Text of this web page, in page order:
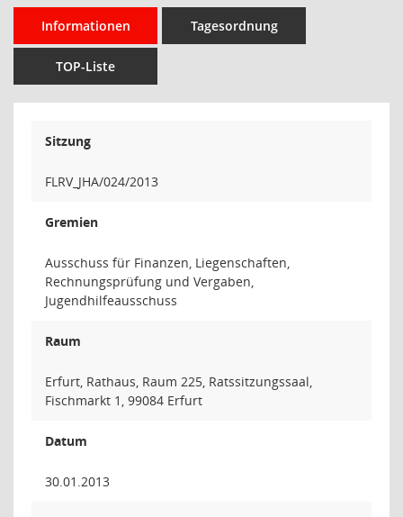
Informationen Tagesordnung
TOP-Liste
Sitzung
FLRV_JHA/024/2013
Gremien
Ausschuss für Finanzen, Liegenschaften,
Rechnungsprüfung und Vergaben,
Jugendhilfeausschuss
Raum
Erfurt, Rathaus, Raum 225, Ratssitzungssaal,
Fischmarkt 1, 99084 Erfurt
Datum
30.01.2013